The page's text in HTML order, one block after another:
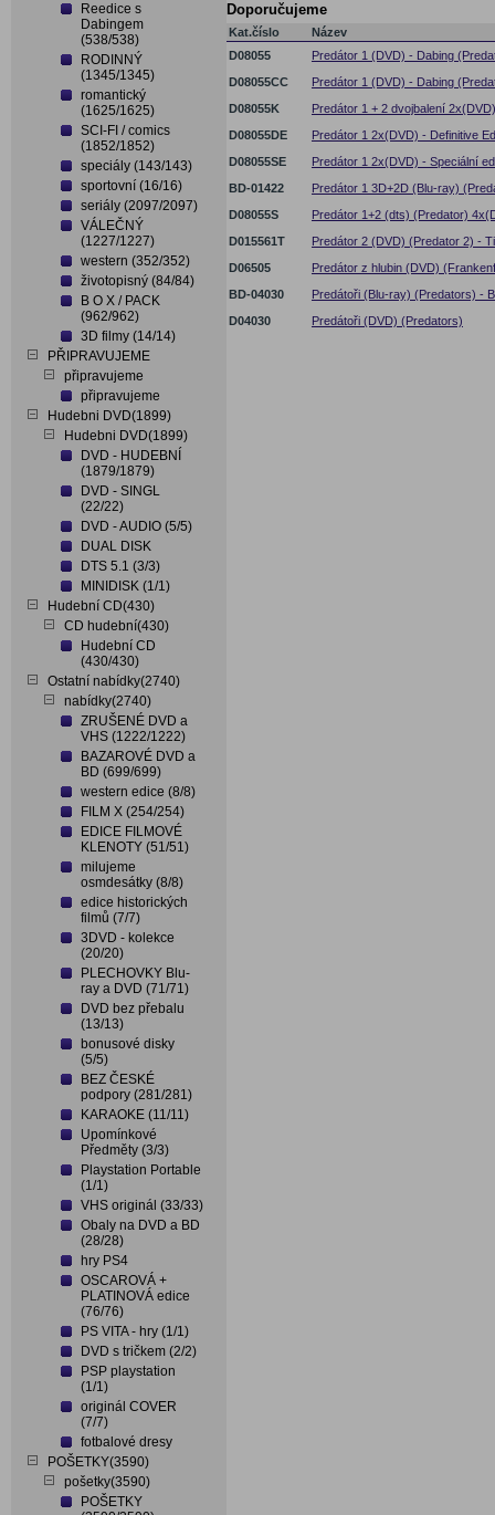
Reedice s
Dabingem
(538/538)
RODINNÝ
(1345/1345)
romantický
(1625/1625)
SCI-FI / comics
(1852/1852)
speciály (143/143)
sportovní (16/16)
seriály (2097/2097)
VÁLEČNÝ
(1227/1227)
western (352/352)
životopisný (84/84)
B O X / PACK
(962/962)
3D filmy (14/14)
PŘIPRAVUJEME
připravujeme
připravujeme
Hudebni DVD(1899)
Hudebni DVD(1899)
DVD - HUDEBNÍ
(1879/1879)
DVD - SINGL
(22/22)
DVD - AUDIO (5/5)
DUAL DISK
DTS 5.1 (3/3)
MINIDISK (1/1)
Hudební CD(430)
CD hudební(430)
Hudební CD
(430/430)
Ostatní nabídky(2740)
nabídky(2740)
ZRUŠENÉ DVD a
VHS (1222/1222)
BAZAROVÉ DVD a
BD (699/699)
western edice (8/8)
FILM X (254/254)
EDICE FILMOVÉ
KLENOTY (51/51)
milujeme
osmdesátky (8/8)
edice historických
filmů (7/7)
3DVD - kolekce
(20/20)
PLECHOVKY Blu-
ray a DVD (71/71)
DVD bez přebalu
(13/13)
bonusové disky
(5/5)
BEZ ČESKÉ
podpory (281/281)
KARAOKE (11/11)
Upomínkové
Předměty (3/3)
Playstation Portable
(1/1)
VHS originál (33/33)
Obaly na DVD a BD
(28/28)
hry PS4
OSCAROVÁ +
PLATINOVÁ edice
(76/76)
PS VITA - hry (1/1)
DVD s tričkem (2/2)
PSP playstation
(1/1)
originál COVER
(7/7)
fotbalové dresy
POŠETKY(3590)
pošetky(3590)
POŠETKY
Doporučujeme
Kat.číslo
Název
D08055
Predátor 1 (DVD) - Dabing
D08055CC
Predátor 1 (DVD) - Dabing
D08055K
Predátor 1 + 2 dvojbalení
D08055DE
Predátor 1 2x(DVD) - Definitive
D08055SE
Predátor 1 2x(DVD) - Speciální
BD-01422
Predátor 1 3D+2D (Blu-ray)
D08055S
Predátor 1+2 (dts) (Predator)
D015561T
Predátor 2 (DVD) (Predator 2) -
D06505
Predátor z hlubin (DVD)
BD-04030
Predátoři (Blu-ray) (Predators) -
D04030
Predátoři (DVD) (Predators)